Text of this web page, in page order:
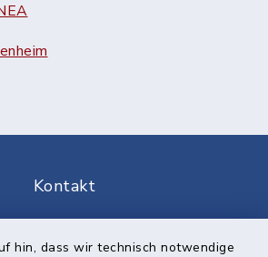
hin, dass wir technisch notwendige
Kontakt